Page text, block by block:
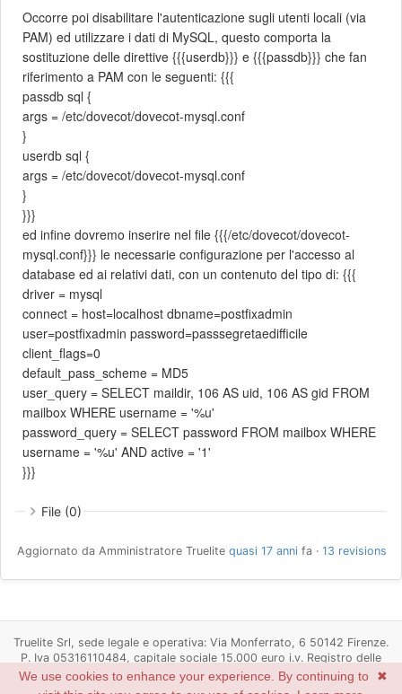
Occorre poi disabilitare l'autenticazione sugli utenti locali (via
PAM) ed utilizzare i dati di MySQL, questo comporta la
sostituzione delle direttive {{{userdb}}} e {{{passdb}}} che fan
riferimento a PAM con le seguenti: {{{
passdb sql {
args = /etc/dovecot/dovecot-mysql.conf
}
userdb sql {
args = /etc/dovecot/dovecot-mysql.conf
}
}}}
ed infine dovremo inserire nel file {{{/etc/dovecot/dovecot-
mysql.conf}}} le necessarie configurazione per l'accesso al
database ed ai relativi dati, con un contenuto del tipo di: {{{
driver = mysql
connect = host=localhost dbname=postfixadmin
user=postfixadmin password=passsegretaedifficile
client_flags=0
default_pass_scheme = MD5
user_query = SELECT maildir, 106 AS uid, 106 AS gid FROM
mailbox WHERE username = '%u'
password_query = SELECT password FROM mailbox WHERE
username = '%u' AND active = '1'
}}}
File (0)
Aggiornato da Amministratore Truelite quasi 17 anni fa · 13 revisions
Truelite Srl, sede legale e operativa: Via Monferrato, 6 50142 Firenze.
P. Iva 05316110484, capitale sociale 15.000 euro i.v. Registro delle
imprese di Firenze n. 05316110484, R.E.A. Firenze n. 537498
Powered by
© 2006-2022 Jean-Philippe Lang
✖
We use cookies to enhance your experience. By continuing to